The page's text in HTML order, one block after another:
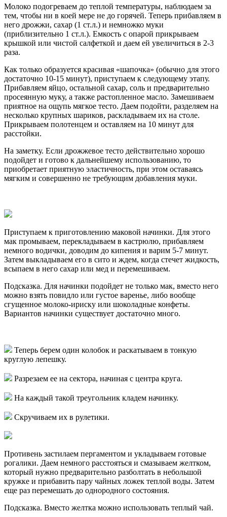
Молоко подогреваем до теплой температуры, наблюдаем за
тем, чтобы ни в коей мере не до горячей. Теперь прибавляем в
него дрожжи, сахар (1 ст.л.) и немножко муки
(приблизительно 1 ст.л.). Емкость с опарой прикрываем
крышкой или чистой салфеткой и даем ей увеличиться в 2-3
раза.
Как только образуется красивая «шапочка» (обычно для этого
достаточно 10-15 минут), приступаем к следующему этапу.
Прибавляем яйцо, остальной сахар, соль и предварительно
просеянную муку, а также растопленное масло. Замешиваем
приятное на ощупь мягкое тесто. Даем подойти, разделяем на
несколько крупных шариков, раскладываем их на столе.
Прикрываем полотенцем и оставляем на 10 минут для
расстойки.
На заметку. Если дрожжевое тесто действительно хорошо
подойдет и готово к дальнейшему использованию, то
приобретает приятную эластичность, при этом оставаясь
мягким и совершенно не требующим добавления муки.
Приступаем к приготовлению маковой начинки. Для этого
мак промываем, перекладываем в кастрюлю, прибавляем
немного водички, доводим до кипения и варим 5-7 минут.
Затем выкладываем его в сито и ждем, когда стечет жидкость,
всыпаем в него сахар или мед и перемешиваем.
Подсказка. Для начинки подойдет не только мак, вместо него
можно взять повидло или густое варенье, либо вообще
сгущенное молоко-ириску или шоколадные конфеты.
Вариантов начинки существует достаточно много.
Теперь берем один колобок и раскатываем в тонкую
круглую лепешку.
Разрезаем ее на сектора, начиная с центра круга.
На каждый такой треугольник кладем начинку.
Скручиваем их в рулетики.
Противень застилаем пергаментом и укладываем готовые
рогалики. Даем немного расстояться и смазываем желтком,
который нужно предварительно разболтать в небольшой
кружке и прибавить пару чайных ложек теплой воды. Затем
еще раз перемешать до однородного состояния.
Подсказка. Вместо желтка можно использовать теплый чай.